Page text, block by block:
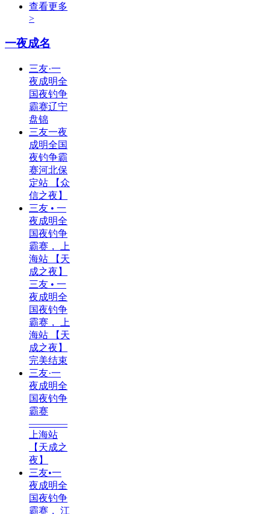
查看更多
>
一夜成名
三友·一
夜成明全
国夜钓争
霸赛辽宁
盘锦
三友一夜
成明全国
夜钓争霸
赛河北保
定站 【众
信之夜】
三友 • 一
夜成明全
国夜钓争
霸赛， 上
海站 【天
成之夜】
三友 • 一
夜成明全
国夜钓争
霸赛， 上
海站 【天
成之夜】
完美结束
三友·一
夜成明全
国夜钓争
霸赛
————
上海站
【天成之
夜】
三友•一
夜成明全
国夜钓争
霸赛， 江